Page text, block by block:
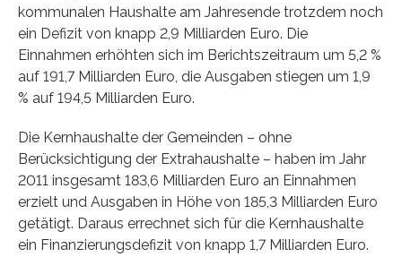
kommunalen Haushalte am Jahresende trotzdem noch
ein Defizit von knapp 2,9 Milliarden Euro. Die
Einnahmen erhöhten sich im Berichtszeitraum um 5,2 %
auf 191,7 Milliarden Euro, die Ausgaben stiegen um 1,9
% auf 194,5 Milliarden Euro.
Die Kernhaushalte der Gemeinden – ohne
Berücksichtigung der Extrahaushalte – haben im Jahr
2011 insgesamt 183,6 Milliarden Euro an Einnahmen
erzielt und Ausgaben in Höhe von 185,3 Milliarden Euro
getätigt. Daraus errechnet sich für die Kernhaushalte
ein Finanzierungsdefizit von knapp 1,7 Milliarden Euro.